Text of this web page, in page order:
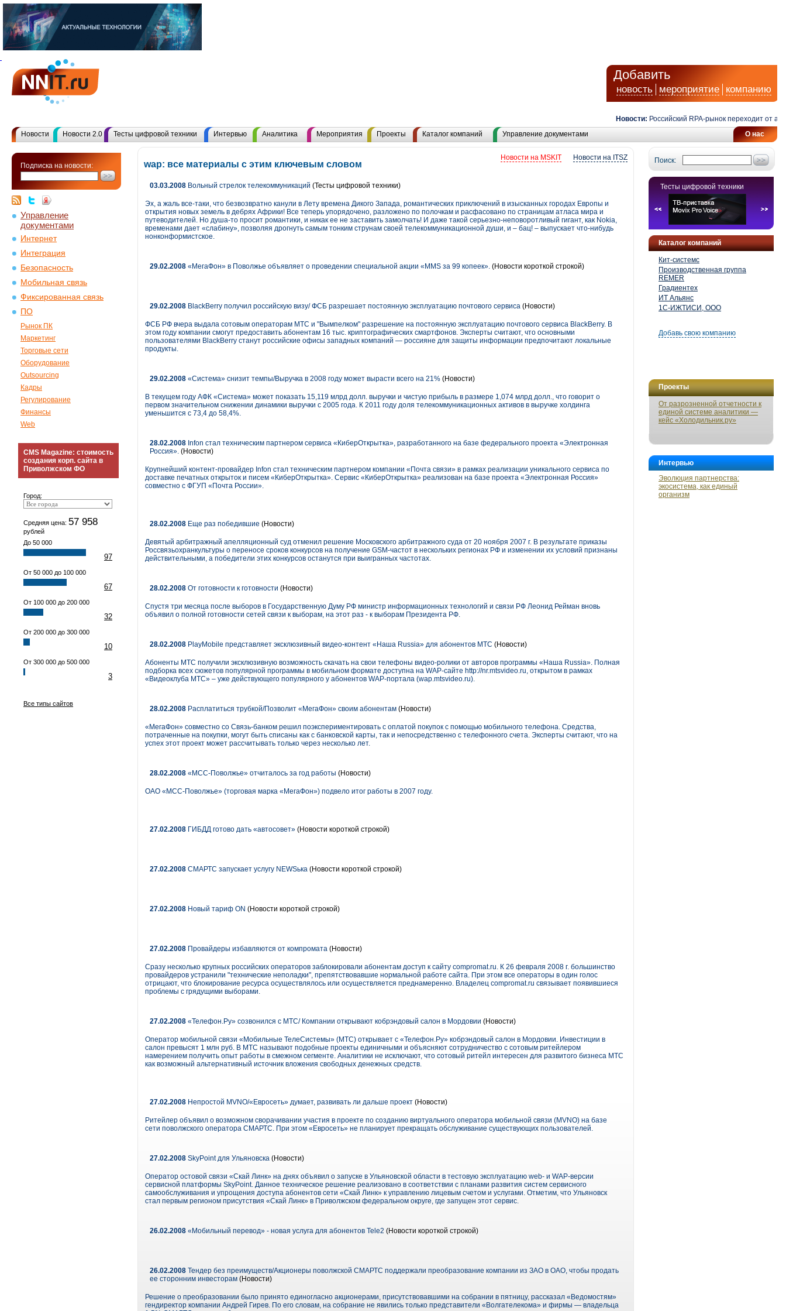
Добавить
новость мероприятие компанию
Новости: Российский RPA-рынок переходит от
О нас
Новости Новости 2.0 Тесты цифровой техники Интервью Аналитика Мероприятия Проекты Каталог компаний Управление документами
Подписка на новости:
Управление
документами
Интернет
Интеграция
Безопасность
Мобильная связь
Фиксированная связь
ПО
Рынок ПК
Маркетинг
Торговые сети
Оборудование
Outsourcing
Кадры
Регулирование
Финансы
Web
CMS Magazine: стоимость
создания корп. сайта в
Приволжском ФО
Город:
Средняя цена: 57 958
рублей
До 50 000
97
От 50 000 до 100 000
67
От 100 000 до 200 000
32
От 200 000 до 300 000
10
От 300 000 до 500 000
3
Все типы сайтов
Поиск:
Тесты цифровой техники
Каталог компаний
Кит-системс
Производственная группа
REMER
Градиентех
ИТ Альянс
1С-ИЖТИСИ, ООО
Добавь свою компанию
Проекты
От разрозненной отчетности к
единой системе аналитики —
кейс «Холодильник.ру»
Интервью
Эволюция партнерства:
экосистема, как единый
организм
Новости на ITSZ
Новости на MSKIT
wap: все материалы с этим ключевым словом
03.03.2008 Вольный стрелок телекоммуникаций (Тесты цифровой техники)
Эх, а жаль все-таки, что безвозвратно канули в Лету времена Дикого Запада, романтических приключений в изысканных городах Европы и
открытия новых земель в дебрях Африки! Все теперь упорядочено, разложено по полочкам и расфасовано по страницам атласа мира и
путеводителей. Но душа-то просит романтики, и никак ее не заставить замолчать! И даже такой серьезно-неповоротливый гигант, как Nokia,
временами дает «слабину», позволяя дрогнуть самым тонким струнам своей телекоммуникационной души, и – бац! – выпускает что-нибудь
нонконформистское.
29.02.2008 «МегаФон» в Поволжье объявляет о проведении специальной акции «MMS за 99 копеек». (Новости короткой строкой)
29.02.2008 BlackBerry получил российскую визу/ ФСБ разрешает постоянную эксплуатацию почтового сервиса (Новости)
ФСБ РФ вчера выдала сотовым операторам МТС и "Вымпелком" разрешение на постоянную эксплуатацию почтового сервиса BlackBerry. В
этом году компании смогут предоставить абонентам 16 тыс. криптографических смартфонов. Эксперты считают, что основными
пользователями BlackBerry станут российские офисы западных компаний — россияне для защиты информации предпочитают локальные
продукты.
29.02.2008 «Система» снизит темпы/Выручка в 2008 году может вырасти всего на 21% (Новости)
В текущем году АФК «Система» может показать 15,119 млрд долл. выручки и чистую прибыль в размере 1,074 млрд долл., что говорит о
первом значительном снижении динамики выручки с 2005 года. К 2011 году доля телекоммуникационных активов в выручке холдинга
уменьшится с 73,4 до 58,4%.
28.02.2008 Infon стал техническим партнером сервиса «КиберОткрытка», разработанного на базе федерального проекта «Электронная
Россия». (Новости)
Крупнейший контент-провайдер Infon стал техническим партнером компании «Почта связи» в рамках реализации уникального сервиса по
доставке печатных открыток и писем «КиберОткрытка». Сервис «КиберОткрытка» реализован на базе проекта «Электронная Россия»
совместно с ФГУП «Почта России».
28.02.2008 Еще раз победившие (Новости)
Девятый арбитражный апелляционный суд отменил решение Московского арбитражного суда от 20 ноября 2007 г. В результате приказы
Россвязьохранкультуры о переносе сроков конкурсов на получение GSM-частот в нескольких регионах РФ и изменении их условий признаны
действительными, а победители этих конкурсов останутся при выигранных частотах.
28.02.2008 От готовности к готовности (Новости)
Спустя три месяца после выборов в Государственную Думу РФ министр информационных технологий и связи РФ Леонид Рейман вновь
объявил о полной готовности сетей связи к выборам, на этот раз - к выборам Президента РФ.
28.02.2008 PlayMobile представляет эксклюзивный видео-контент «Наша Russia» для абонентов МТС (Новости)
Абоненты МТС получили эксклюзивную возможность скачать на свои телефоны видео-ролики от авторов программы «Наша Russia». Полная
подборка всех сюжетов популярной программы в мобильном формате доступна на WAP-сайте http://nr.mtsvideo.ru, открытом в рамках
«Видеоклуба МТС» – уже действующего популярного у абонентов WAP-портала (wap.mtsvideo.ru).
28.02.2008 Расплатиться трубкой/Позволит «МегаФон» своим абонентам (Новости)
«МегаФон» совместно со Связь-банком решил поэкспериментировать с оплатой покупок с помощью мобильного телефона. Cредства,
потраченные на покупки, могут быть списаны как с банковской карты, так и непосредственно с телефонного счета. Эксперты считают, что на
успех этот проект может рассчитывать только через несколько лет.
28.02.2008 «МСС-Поволжье» отчиталось за год работы (Новости)
ОАО «МСС-Поволжье» (торговая марка «МегаФон») подвело итог работы в 2007 году.
27.02.2008 ГИБДД готово дать «автосовет» (Новости короткой строкой)
27.02.2008 СМАРТС запускает услугу NEWSька (Новости короткой строкой)
27.02.2008 Новый тариф ON (Новости короткой строкой)
27.02.2008 Провайдеры избавляются от компромата (Новости)
Сразу несколько крупных российских операторов заблокировали абонентам доступ к сайту compromat.ru. К 26 февраля 2008 г. большинство
провайдеров устранили "технические неполадки", препятствовавшие нормальной работе сайта. При этом все операторы в один голос
отрицают, что блокирование ресурса осуществлялось или осуществляется преднамеренно. Владелец compromat.ru связывает появившиеся
проблемы с грядущими выборами.
27.02.2008 «Телефон.Ру» созвонился с МТС/ Компании открывают кобрэндовый салон в Мордовии (Новости)
Оператор мобильной связи «Мобильные ТелеСистемы» (МТС) открывает с «Телефон.Ру» кобрэндовый салон в Мордовии. Инвестиции в
салон превысят 1 млн руб. В МТС называют подобные проекты единичными и объясняют сотрудничество с сотовым ритейлером
намерением получить опыт работы в смежном сегменте. Аналитики не исключают, что сотовый ритейл интересен для развитого бизнеса МТС
как возможный альтернативный источник вложения свободных денежных средств.
27.02.2008 Непростой MVNO/«Евросеть» думает, развивать ли дальше проект (Новости)
Ритейлер объявил о возможном сворачивании участия в проекте по созданию виртуального оператора мобильной связи (MVNO) на базе
сети поволжского оператора СМАРТС. При этом «Евросеть» не планирует прекращать обслуживание существующих пользователей.
27.02.2008 SkyPoint для Ульяновска (Новости)
Оператор остовой связи «Скай Линк» на днях объявил о запуске в Ульяновской области в тестовую эксплуатацию web- и WAP-версии
сервисной платформы SkyPoint. Данное техническое решение реализовано в соответствии с планами развития систем сервисного
самообслуживания и упрощения доступа абонентов сети «Скай Линк» к управлению лицевым счетом и услугами. Отметим, что Ульяновск
стал первым регионом присутствия «Скай Линк» в Приволжском федеральном округе, где запущен этот сервис.
26.02.2008 «Мобильный перевод» - новая услуга для абонентов Tele2 (Новости короткой строкой)
26.02.2008 Тендер без преимуществ/Акционеры поволжской СМАРТС поддержали преобразование компании из ЗАО в ОАО, чтобы продать
ее сторонним инвесторам (Новости)
Решение о преобразовании было принято единогласно акционерами, присутствовавшими на собрании в пятницу, рассказал «Ведомостям»
гендиректор компании Андрей Гирев. По его словам, на собрание не явились только представители «Волгателекома» и фирмы — владельца